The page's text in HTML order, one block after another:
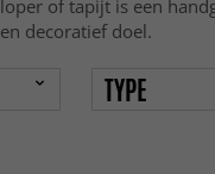
of tapijt is een
decoratief doel.
TYPE